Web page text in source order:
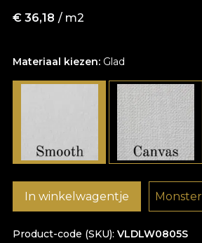
Materiaal kiezen: Glad
€ 36,18 / m2
Product-code (SKU) VLDLW0805S
In winkelwagentje Monster